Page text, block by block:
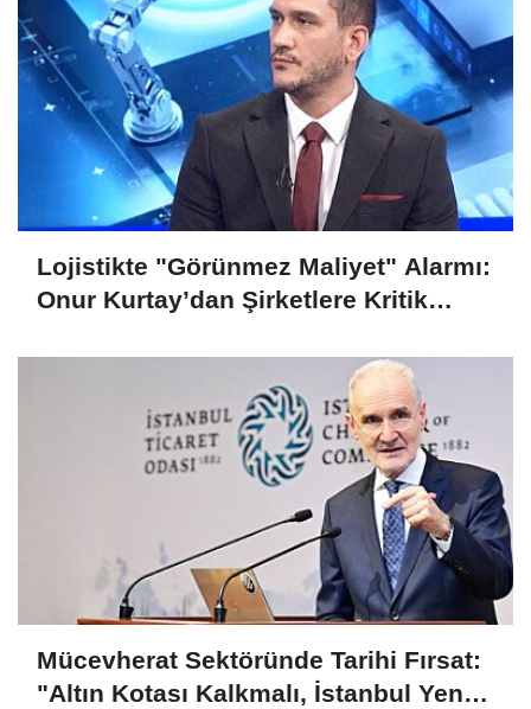
Lojistikte "Görünmez Maliyet" Alarmı:
Onur Kurtay’dan Şirketlere Kritik
Mücevherat Sektöründe Tarihi Fırsat:
"Altın Kotası Kalkmalı, İstanbul Yeni